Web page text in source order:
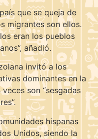
que se queja de
migrantes son ellos.
eran los pueblos
añadió.
invitó a los
dominantes en la
son “sesgadas
hispanas
Unidos, siendo la